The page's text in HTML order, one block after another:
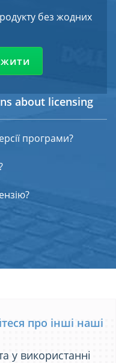
без жодних
about licensing
програми?
про інші наші
у використанні